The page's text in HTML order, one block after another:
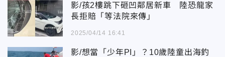
影/孩2樓跳下砸凹鄰居新車 陸恐龍家
長拒賠「等法院來傳」
2025/04/14 16:41
影/想當「少年PI」？10歲陸童出海釣